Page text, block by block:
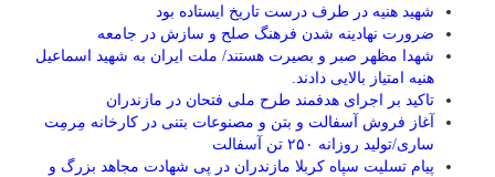
شهید هنیه در طرف درست تاریخ ایستاده بود
ضرورت نهادینه شدن فرهنگ صلح و سازش در جامعه
شهدا مظهر صبر و بصیرت هستند/ ملت ایران به شهید اسماعیل
هنیه امتیاز بالایی دادند.
تاکید بر اجرای هدفمند طرح ملی فتحان در مازندران
آغاز فروش آسفالت و بتن و مصنوعات بتنی در کارخانه مِرمِت
ساری/تولید روزانه ۲۵۰ تن آسفالت
پیام تسلیت سپاه کربلا مازندران در پی شهادت مجاهد بزرگ و